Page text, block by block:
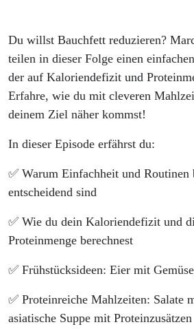
Du willst Bauchfett reduzieren?
teilen in dieser Folge einen
der auf Kaloriendefizit und
Erfahre, wie du mit cleveren
deinem Ziel näher kommst!
In dieser Episode erfährst du:
✅ Warum Einfachheit und Routinen
entscheidend sind
✅ Wie du dein Kaloriendefizit und
Proteinmenge berechnest
✅ Frühstücksideen: Eier mit
✅ Proteinreiche Mahlzeiten: Salate
asiatische Suppe mit Proteinzusätzen